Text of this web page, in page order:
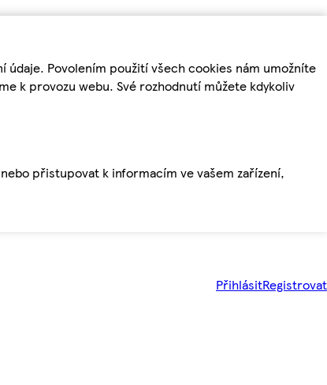
údaje. Povolením použití všech cookies nám umožníte
k provozu webu. Své rozhodnutí můžete kdykoliv
přistupovat k informacím ve vašem zařízení,
PřihlásitRegistrovat